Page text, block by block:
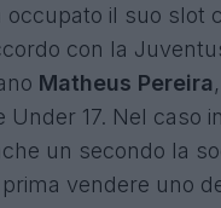
occupato il suo slot
con la
Matheus Pereira
Under 17. Nel caso
un secondo la
vendere uno